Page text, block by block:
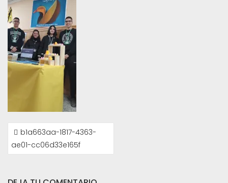
NAVEGACIÓN
DE
ENTRADAS
b1a663aa-1817-4363-
ae01-cc06d33e165f